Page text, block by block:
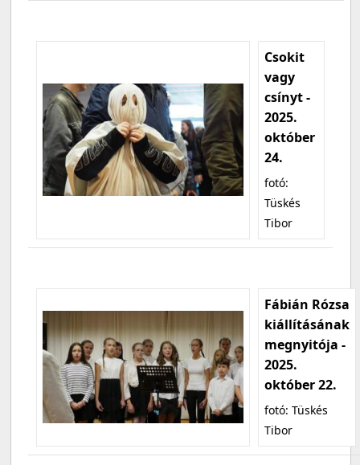
Csokit
vagy
csínyt -
2025.
október
24.
fotó:
Tüskés
Tibor
Fábián Rózsa
kiállításának
megnyitója -
2025.
október 22.
fotó: Tüskés
Tibor